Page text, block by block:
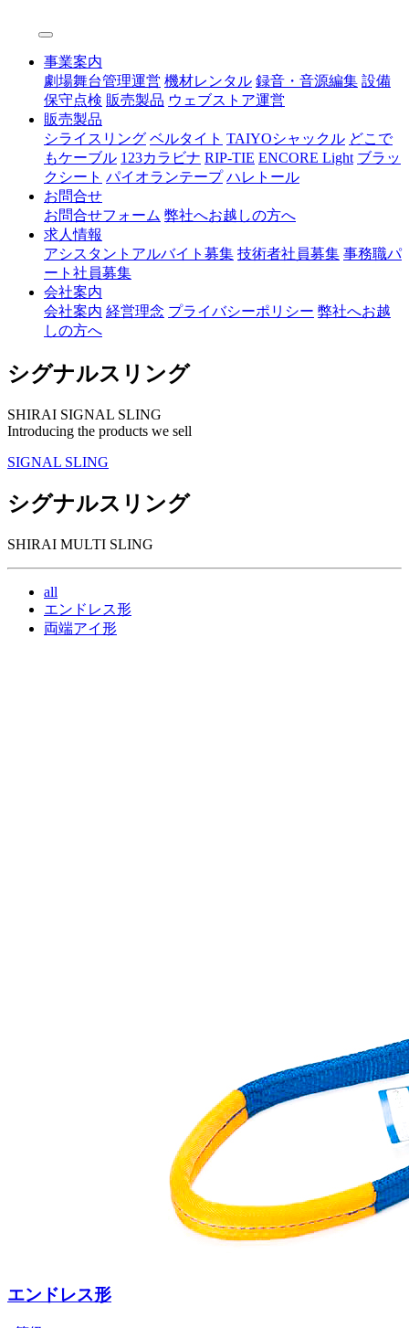
事業案内
劇場舞台管理運営 機材レンタル 録音・音源編集 設備
保守点検 販売製品 ウェブストア運営
販売製品
シライスリング ベルタイト TAIYOシャックル どこで
もケーブル 123カラビナ RIP-TIE ENCORE Light ブラッ
クシート パイオランテープ ハレトール
お問合せ
お問合せフォーム 弊社へお越しの方へ
求人情報
アシスタントアルバイト募集 技術者社員募集 事務職パ
ート社員募集
会社案内
会社案内 経営理念 プライバシーポリシー 弊社へお越
しの方へ
シグナルスリング
SHIRAI SIGNAL SLING
Introducing the products we sell
SIGNAL SLING
シグナルスリング
SHIRAI MULTI SLING
all
エンドレス形
両端アイ形
エンドレス形